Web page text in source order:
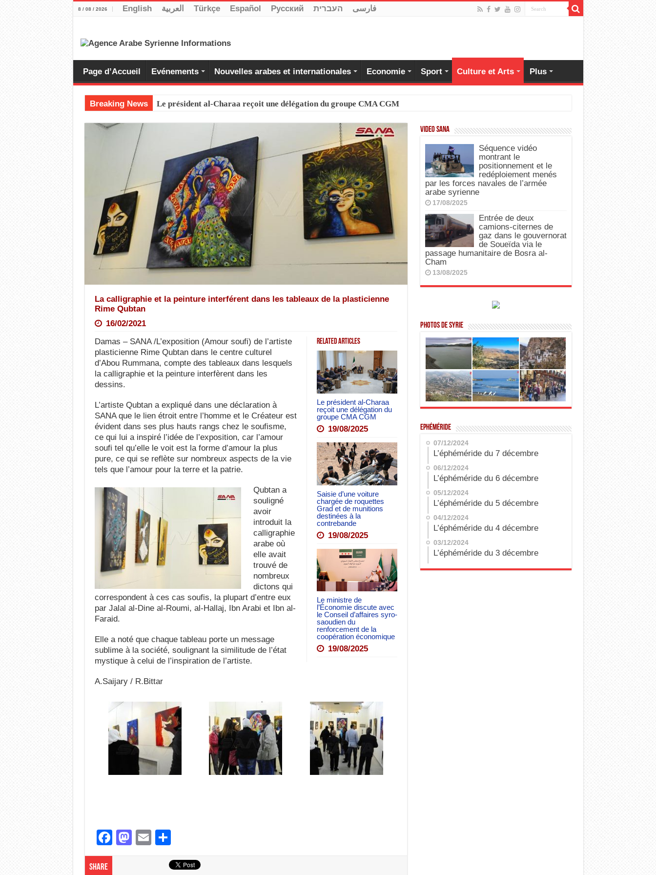
8 / 08 / 2026 English العربية Türkçe Español Pусский העברית فارسی
Page d’Accueil Evénements Nouvelles arabes et internationales Economie Sport Culture et Arts Plus
Breaking News Le président al-Charaa reçoit une délégation du groupe CMA CGM
La calligraphie et la peinture interférent dans les tableaux de la plasticienne
Rime Qubtan
16/02/2021
Related Articles
Le président al-Charaa
reçoit une délégation du
groupe CMA CGM
19/08/2025
Saisie d’une voiture
chargée de roquettes
Grad et de munitions
destinées à la
contrebande
19/08/2025
Le ministre de
l’Économie discute avec
le Conseil d’affaires syro-
saoudien du
renforcement de la
coopération économique
19/08/2025
Damas – SANA /L’exposition (Amour soufi) de l’artiste
plasticienne Rime Qubtan dans le centre culturel
d’Abou Rummana, compte des tableaux dans lesquels
la calligraphie et la peinture interfèrent dans les
dessins.
L’artiste Qubtan a expliqué dans une déclaration à
SANA que le lien étroit entre l’homme et le Créateur est
évident dans ses plus hauts rangs chez le soufisme,
ce qui lui a inspiré l’idée de l’exposition, car l’amour
soufi tel qu’elle le voit est la forme d’amour la plus
pure, ce qui se reflète sur nombreux aspects de la vie
tels que l’amour pour la terre et la patrie.
Qubtan a
souligné
avoir
introduit la
calligraphie
arabe où
elle avait
trouvé de
nombreux
dictons qui
correspondent à ces cas soufis, la plupart d’entre eux
par Jalal al-Dine al-Roumi, al-Hallaj, Ibn Arabi et Ibn al-
Faraid.
Elle a noté que chaque tableau porte un message
sublime à la société, soulignant la similitude de l’état
mystique à celui de l’inspiration de l’artiste.
A.Saijary / R.Bittar
F
a
M
E
ar
Share
Video SANA
Séquence vidéo
montrant le
positionnement et le
redéploiement menés
par les forces navales de l’armée
arabe syrienne
17/08/2025
Entrée de deux
camions-citernes de
gaz dans le gouvernorat
de Soueïda via le
passage humanitaire de Bosra al-
Cham
13/08/2025
Photos de Syrie
Ephéméride
07/12/2024
L’éphéméride du 7 décembre
06/12/2024
L’éphéméride du 6 décembre
05/12/2024
L’éphéméride du 5 décembre
04/12/2024
L’éphéméride du 4 décembre
03/12/2024
L’éphéméride du 3 décembre